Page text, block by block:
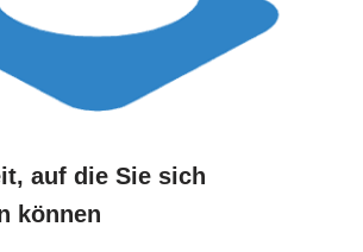
auf die Sie sich
können